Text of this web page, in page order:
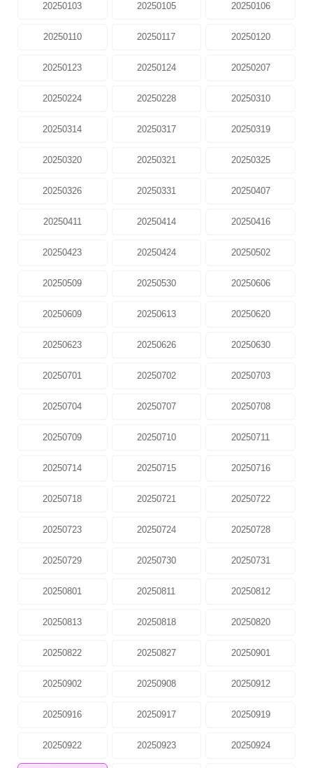
20250103 20250105 20250106
20250110 20250117 20250120
20250123 20250124 20250207
20250224 20250228 20250310
20250314 20250317 20250319
20250320 20250321 20250325
20250326 20250331 20250407
20250411 20250414 20250416
20250423 20250424 20250502
20250509 20250530 20250606
20250609 20250613 20250620
20250623 20250626 20250630
20250701 20250702 20250703
20250704 20250707 20250708
20250709 20250710 20250711
20250714 20250715 20250716
20250718 20250721 20250722
20250723 20250724 20250728
20250729 20250730 20250731
20250801 20250811 20250812
20250813 20250818 20250820
20250822 20250827 20250901
20250902 20250908 20250912
20250916 20250917 20250919
20250922 20250923 20250924